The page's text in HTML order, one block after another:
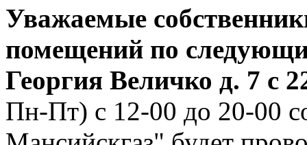
Уважаемые
помещений по
Георгия Величко д. 7 с
Пн-Пт) с 12-00 до 20-00